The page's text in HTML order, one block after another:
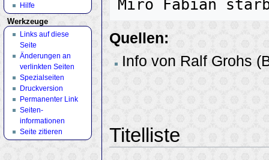
Quellen:
Info von Ralf Grohs
Titelliste
Hilfe
Werkzeuge
Links auf diese
Seite
Änderungen an
verlinkten Seiten
Spezialseiten
Druckversion
Permanenter Link
Seiten­
informationen
Seite zitieren